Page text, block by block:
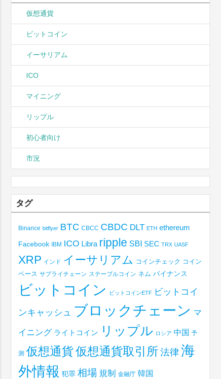
仮想通貨
ビットコイン
イーサリアム
ICO
マイニング
リップル
初心者向け
市況
タグ
Binance bitflyer BTC CBCC CBDC DLT ETH ethereum
Facebook IBM ICO Libra ripple SBI SEC TRX UASF
XRP インド イーサリアム コインチェック コイン
ベース サプライチェーン ステーブルコイン ネム バイナンス
ビットコイン ビットコインETF ビットコイ
ンキャッシュ ブロックチェーン マ
イニング ライトコイン リップル ロシア 中国 予
測 仮想通貨仮想通貨取引所 法律 海
外情報 犯罪 相場 規制 金融庁 韓国